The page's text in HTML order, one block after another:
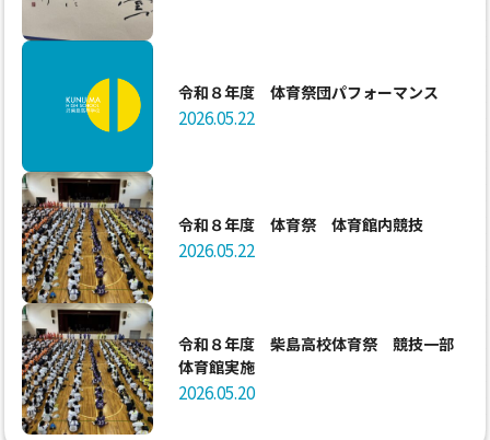
令和８年度 体育祭団パフォーマンス
2026.05.22
令和８年度 体育祭 体育館内競技
2026.05.22
令和８年度 柴島高校体育祭 競技一部
体育館実施
2026.05.20